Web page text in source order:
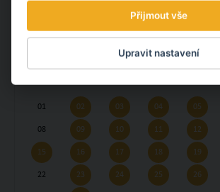
01 02 03 04 05
08 09 10 11 12
15 16 17 18 19
22 23 24 25 26
Přijmout vše
Upravit nastavení